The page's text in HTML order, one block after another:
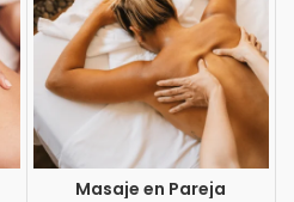
Masaje en Pareja